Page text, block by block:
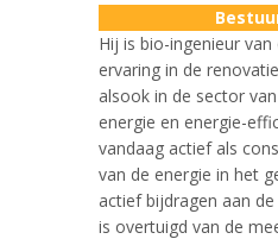
Hij is bio-ingenieur
ervaring in de
alsook in de sector
energie en energie-
vandaag actief als
van de energie in het
actief bijdragen aan
is overtuigd van de